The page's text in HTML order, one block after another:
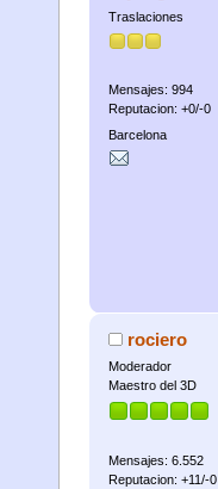
Traslaciones
Mensajes: 994
Reputacion: +0/-0
Barcelona
rociero
Moderador
Maestro del 3D
Mensajes: 6.552
Reputacion: +11/-0